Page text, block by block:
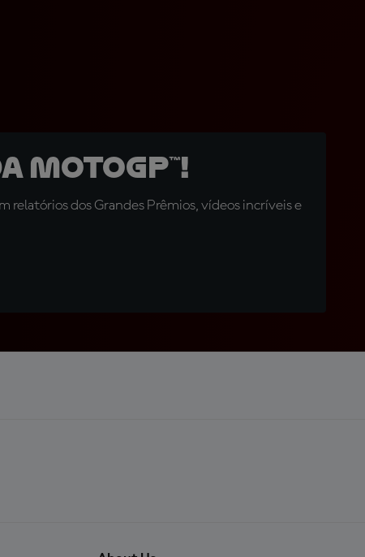
relatórios dos Grandes Prêmios, vídeos incríveis e